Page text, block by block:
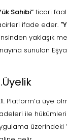
Sahibi” ticari
ifade eder.
yaklaşık
sunulan
Platform’a üye
ile
üzerindeki